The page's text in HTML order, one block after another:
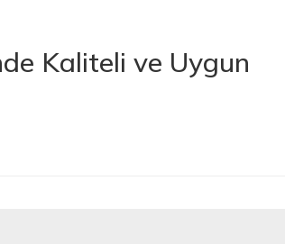
Kaliteli ve Uygun